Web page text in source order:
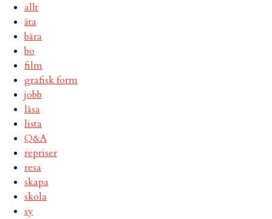
allt
äta
bära
bo
film
grafisk form
jobb
läsa
lista
Q&A
repriser
resa
skapa
skola
sy